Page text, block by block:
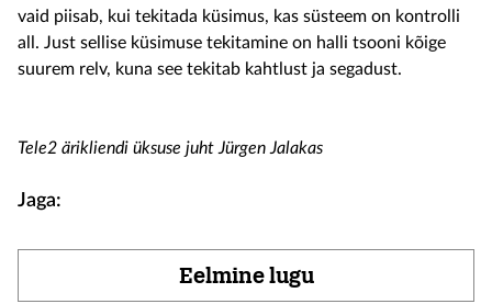
vaid piisab, kui tekitada küsimus, kas süsteem on kontrolli
all. Just sellise küsimuse tekitamine on halli tsooni kõige
suurem relv, kuna see tekitab kahtlust ja segadust.
Tele2 ärikliendi üksuse juht Jürgen Jalakas
Jaga:
Eelmine lugu